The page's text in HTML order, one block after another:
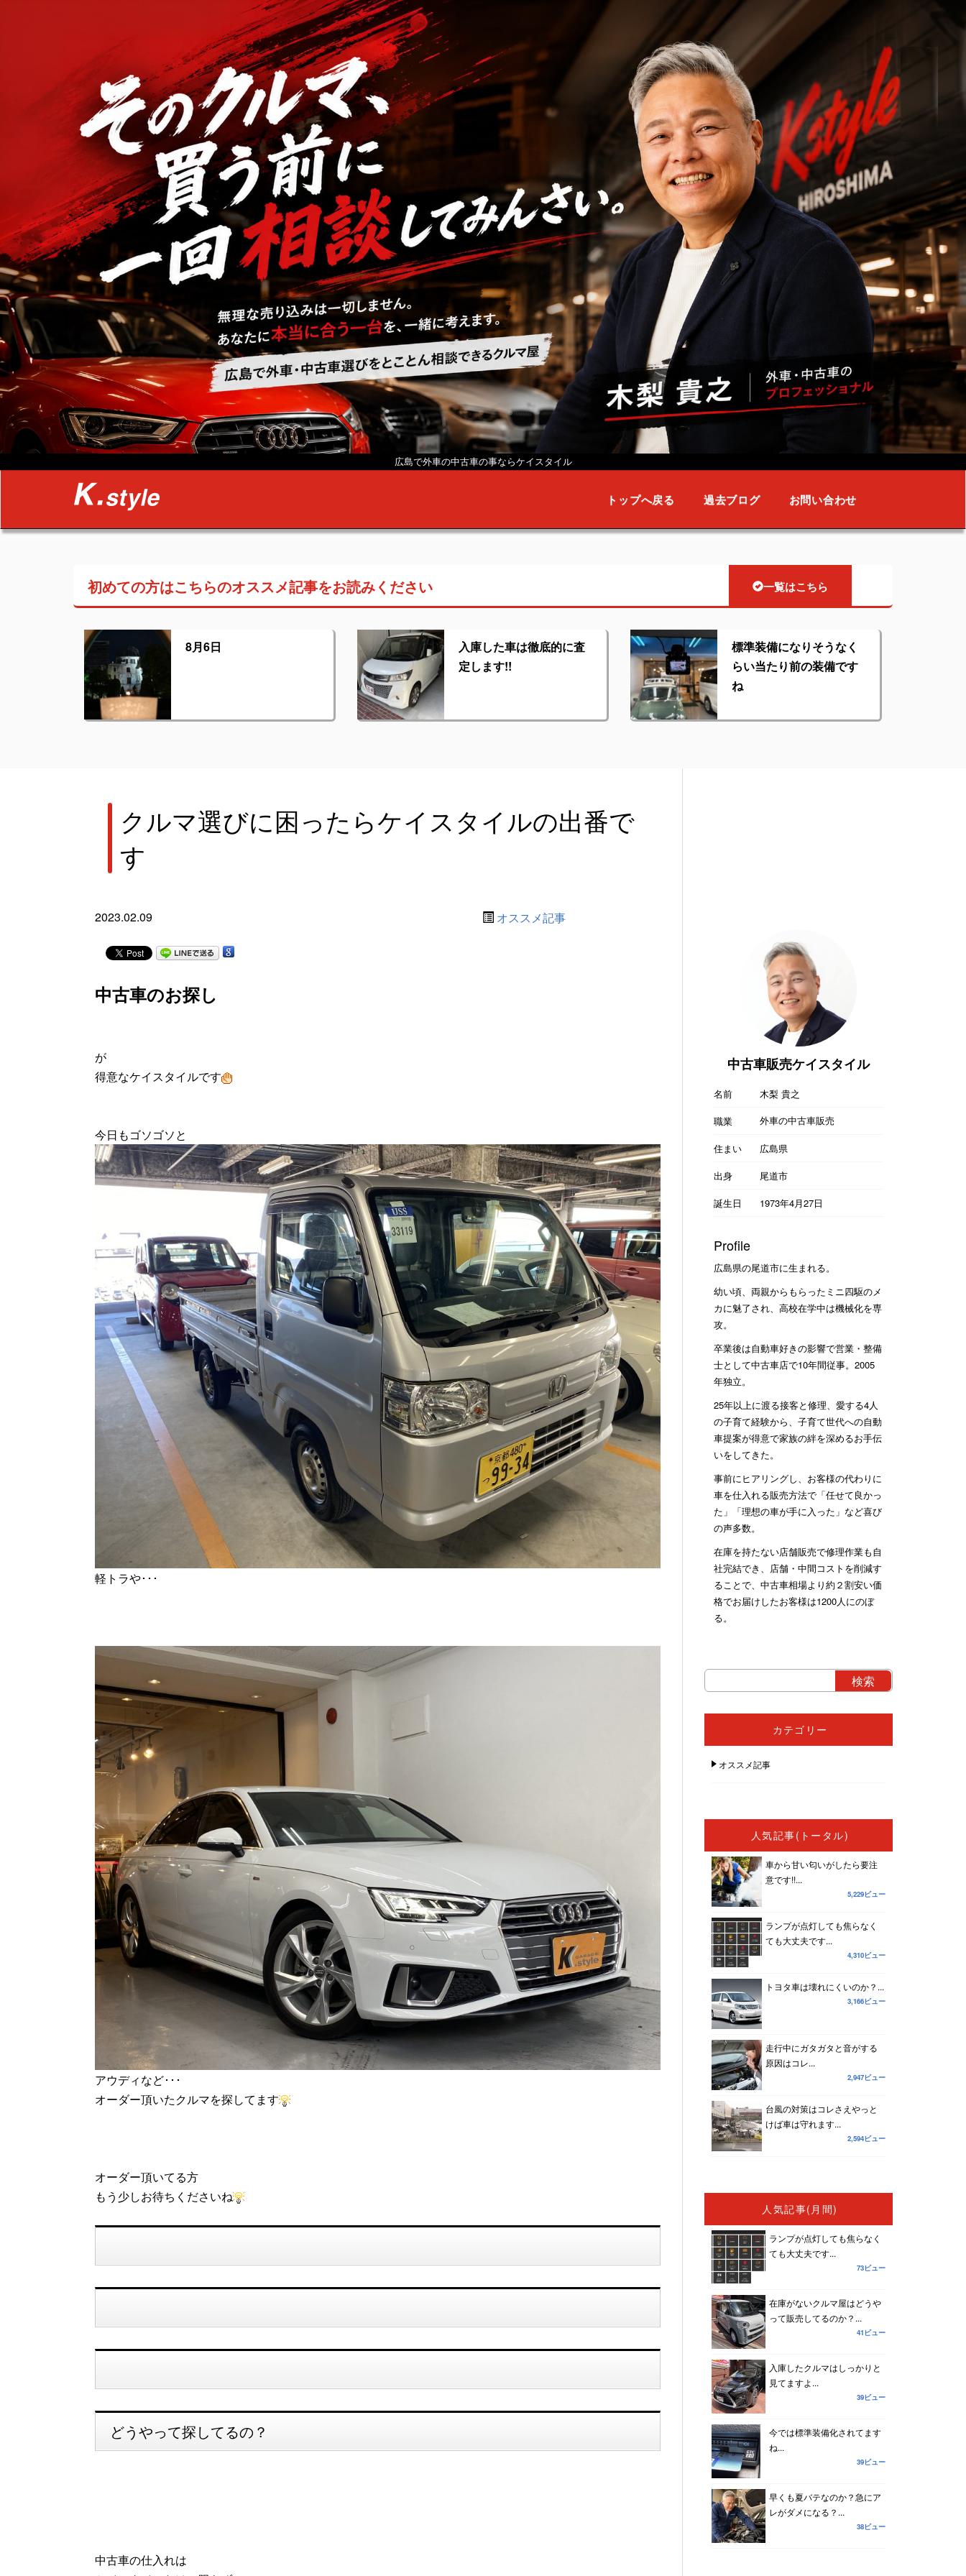
広島で外車の中古車の事ならケイスタイル
トップへ戻る 過去ブログ お問い合わせ
初めての方はこちらのオススメ記事をお読みください 一覧はこちら
8月6日
入庫した車は徹底的に査
定します!!
標準装備になりそうなく
らい当たり前の装備です
ね
クルマ選びに困ったらケイスタイルの出番で
す
2023.02.09 オススメ記事
中古車のお探し
が
得意なケイスタイルです
今日もゴソゴソと
軽トラや･･･
アウディなど･･･
オーダー頂いたクルマを探してます
オーダー頂いてる方
もう少しお待ちくださいね
どうやって探してるの？
中古車の仕入れは
中古車販売ケイスタイル
名前
木梨 貴之
職業
外車の中古車販売
住まい
広島県
出身
尾道市
誕生日
1973年4月27日
Profile
広島県の尾道市に生まれる。
幼い頃、両親からもらったミニ四駆のメ
カに魅了され、高校在学中は機械化を専
攻。
卒業後は自動車好きの影響で営業・整備
士として中古車店で10年間従事。2005
年独立。
25年以上に渡る接客と修理、愛する4人
の子育て経験から、子育て世代への自動
車提案が得意で家族の絆を深めるお手伝
いをしてきた。
事前にヒアリングし、お客様の代わりに
車を仕入れる販売方法で「任せて良かっ
た」「理想の車が手に入った」など喜び
の声多数。
在庫を持たない店舗販売で修理作業も自
社完結でき、店舗・中間コストを削減す
ることで、中古車相場より約２割安い価
格でお届けしたお客様は1200人にのぼ
る。
カテゴリー
オススメ記事
人気記事(トータル)
車から甘い匂いがしたら要注
意です!!...
5,229ビュー
ランプが点灯しても焦らなく
ても大丈夫です...
4,310ビュー
トヨタ車は壊れにくいのか？...
3,166ビュー
走行中にガタガタと音がする
原因はコレ...
2,947ビュー
台風の対策はコレさえやっと
けば車は守れます...
2,594ビュー
人気記事(月間)
ランプが点灯しても焦らなく
ても大丈夫です...
73ビュー
在庫がないクルマ屋はどうや
って販売してるのか？...
41ビュー
入庫したクルマはしっかりと
見てますよ...
39ビュー
今では標準装備化されてます
ね...
39ビュー
早くも夏バテなのか？急にア
レがダメになる？...
38ビュー